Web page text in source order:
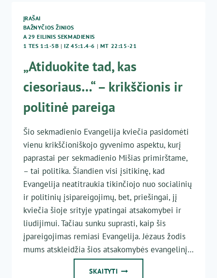
ĮRAŠAI
BAŽNYČIOS ŽINIOS
A 29 EILINIS SEKMADIENIS
1 TES 1:1-5B |IZ 45:1.4-6 | MT 22:15-21
„Atiduokite tad, kas
ciesoriaus…“ – krikščionis ir
politinė pareiga
Šio sekmadienio Evangelija kviečia pasidomėti
vienu krikščioniškojo gyvenimo aspektu, kurį
paprastai per sekmadienio Mišias primirštame,
– tai politika. Šiandien visi įsitikinę, kad
Evangelija neatitraukia tikinčiojo nuo socialinių
ir politinių įsipareigojimų, bet, priešingai, jį
kviečia šioje srityje ypatingai atsakomybei ir
liudijimui. Tačiau sunku suprasti, kaip šis
įpareigojimas remiasi Evangelija. Jėzaus žodis
mums atskleidžia šios atsakomybės evangelinį…
SKAITYTI „ATIDUOKITE